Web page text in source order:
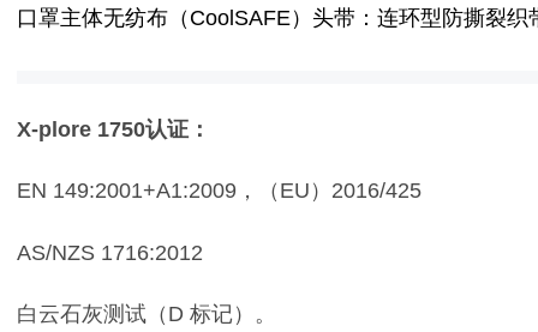
口罩主体无纺布（CoolSAFE） 头带：连环型防撕裂织
X-plore 1750认证：
EN 149:2001+A1:2009，（EU）2016/425
AS/NZS 1716:2012
白云石灰测试（D 标记）。